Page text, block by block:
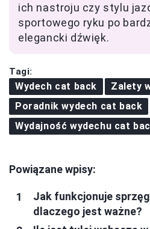
ich nastroju czy stylu
sportowego ryku po
elegancki dźwięk.
Tagi:
Wydech cat back
Zalety
Poradnik wydech cat back
Wydajność wydechu cat
Powiązane wpisy:
Jak funkcjonuje
dlaczego jest ważne?